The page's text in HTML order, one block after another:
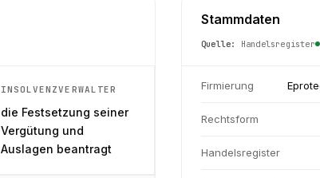
INSOLVENZVERWALTER
die Festsetzung seiner
Vergütung und
Auslagen beantragt
Stammdaten
Quelle: Handelsregister
Firmierung
Rechtsform
Handelsregister